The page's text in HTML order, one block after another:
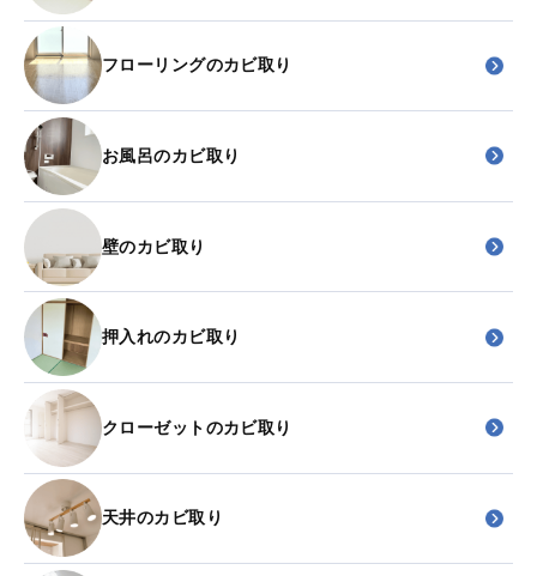
フローリングのカビ取り
お風呂のカビ取り
壁のカビ取り
押入れのカビ取り
クローゼットのカビ取り
天井のカビ取り